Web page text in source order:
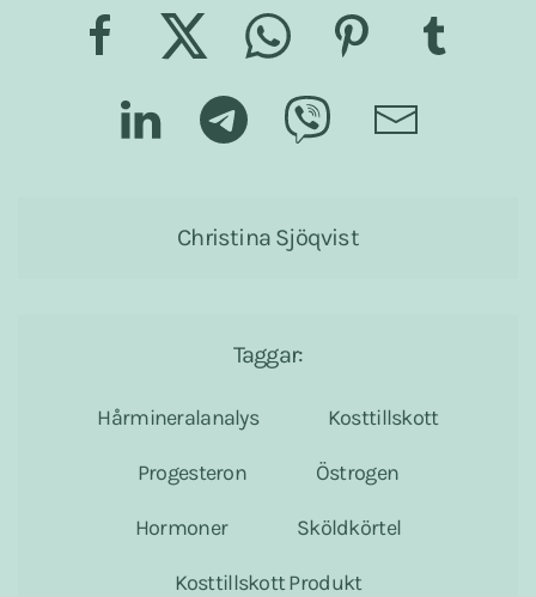
Christina Sjöqvist
Taggar:
Hårmineralanalys Kosttillskott
Progesteron Östrogen
Hormoner Sköldkörtel
Kosttillskott Produkt